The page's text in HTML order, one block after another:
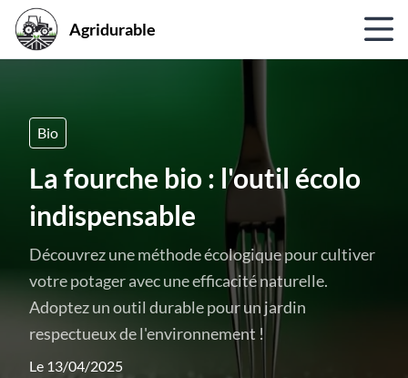
Agridurable
Bio
La fourche bio : l'outil écolo
indispensable
Découvrez une méthode écologique pour cultiver
votre potager avec une efficacité naturelle.
Adoptez un outil durable pour un jardin
respectueux de l'environnement !
Le 13/04/2025